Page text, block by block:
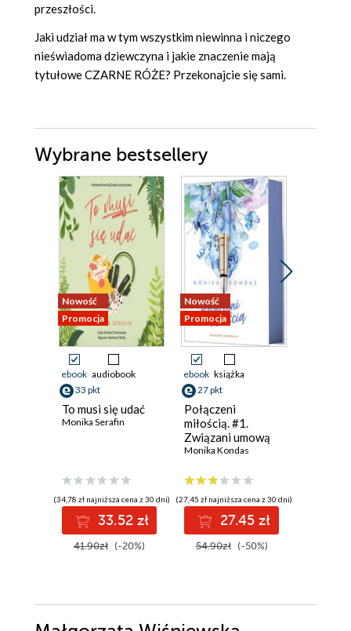
przeszłości.
Jaki udział ma w tym wszystkim niewinna i niczego
nieświadoma dziewczyna i jakie znaczenie mają
tytułowe CZARNE RÓŻE? Przekonajcie się sami.
Wybrane bestsellery
Nowość
Promocja
ebook audiobook
33 pkt
To musi się udać
Monika Serafin
(34,78 zł najniższa cena z 30 dni)
33.52 zł
41.90zł (-20%)
Nowość
Promocja
ebook książka
27 pkt
Połączeni
miłością. #1.
Związani umową
Monika Kondas
(27,45 zł najniższa cena z 30 dni)
27.45 zł
54.90zł (-50%)